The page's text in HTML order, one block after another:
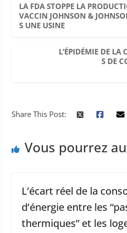
LA FDA STOPPE LA
VACCIN JOHNSON &
S UNE USINE
L’ÉPIDÉMIE DE LA
S DE
Share This Post:
Vous pourrez
L’écart réel de la
d’énergie entre les
thermiques” et les